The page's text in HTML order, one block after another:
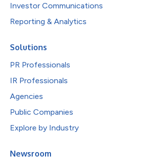
Investor Communications
Reporting & Analytics
Solutions
PR Professionals
IR Professionals
Agencies
Public Companies
Explore by Industry
Newsroom